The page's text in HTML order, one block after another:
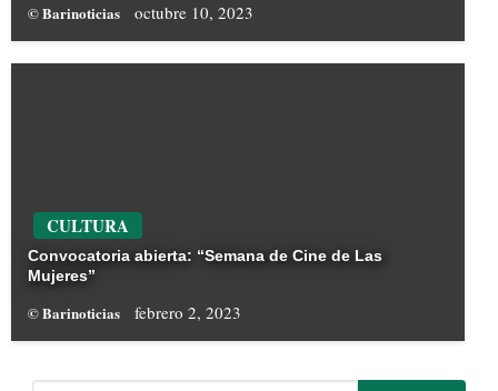
© Barinoticias octubre 10, 2023
CULTURA
Convocatoria abierta: “Semana de Cine de Las
Mujeres”
© Barinoticias febrero 2, 2023